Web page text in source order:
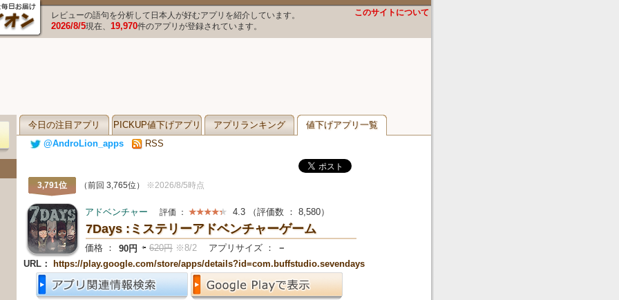
レビューの語句を分析して日本人が好むアプリを紹介しています。
2026/8/5現在、 19,970件のアプリが登録されています。
このサイトについて
今日の注目アプリ PICKUP値下げアプリ アプリランキング
値下げアプリ一覧
@AndroLion_apps
RSS
3,791位 （前回 3,765位） ※2026/8/5時点
アドベンチャー 評価 ： 4.3 （評価数 ： 8,580）
7Days :ミステリーアドベンチャーゲーム
価格 ： 90円 ⇦ 620円 ※8/2 アプリサイズ ：
－
URL：
https://play.google.com/store/apps/details?id=com.buffstudio.sevendays